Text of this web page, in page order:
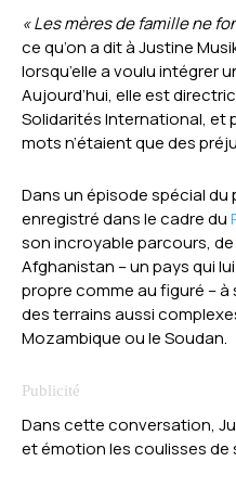
« Les mères de famille ne
ce qu’on a dit à Justine
lorsqu’elle a voulu intégrer
Aujourd’hui, elle est
Solidarités International, et
mots n’étaient que des
Dans un épisode spécial du
enregistré dans le cadre du
son incroyable parcours,
Afghanistan – un pays qui
propre comme au figuré – à
des terrains aussi
Mozambique ou le Soudan.
Dans cette conversation,
et émotion les coulisses de